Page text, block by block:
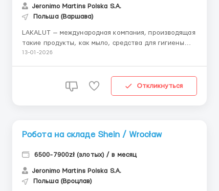
Jeronimo Martins Polska S.A.
Польша (Варшава)
LAKALUT — международная компания, производящая
такие продукты, как мыло, средства для гигиены
полости рта, зубные пасты и зубные щётки. 📩 По
Кратко о главном Заработная плата: 25–30,50 ...
13-01-2026
Откликнуться
Робота на складе Shein / Wrocław
6500-7900zł (злотых) / в месяц
Jeronimo Martins Polska S.A.
Польша (Вроцлав)